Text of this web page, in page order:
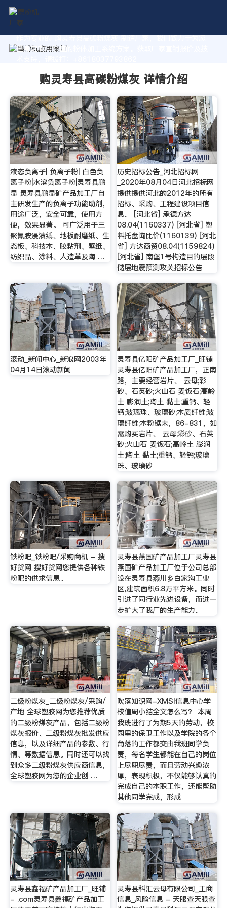
作为专业的 购灵寿县高碳粉煤灰 制造厂家，我们致力于为您
量身定制高价值的粉体加工系统方案。获取厂家直销报价及技
购灵寿县高碳粉煤灰 详情介绍
液态负离子| 负离子粉| 白色负
离子粉|水溶负离子粉|灵寿县鹏
显 灵寿县鹏显矿产品加工厂自
主研发生产的负离子功能助剂，
用途广泛，安全可靠，使用方
便，效果显著。 可广泛用于三
聚氰胺浸渍纸、地板耐磨纸、生
态板、科技木、胶粘剂、壁纸、
纺织品、涂料、人造革及陶 …
历史招标公告_河北招标网
_2020年08月04日河北招标网
提供提供河北的2012年的所有
招标、采购、工程建设项目信
息。 [河北省] 承德方达
08.04(1160337) [河北省] 塑
料托盘询比价(1160139) [河北
省] 方达商贸08.04(1159824)
[河北省] 南堡1号构造目的层段
储层地震预测攻关招标公告
滚动_新闻中心_新浪网2003年
04月14日滚动新闻
灵寿县亿阳矿产品加工厂_旺铺
灵寿县亿阳矿产品加工厂，正南
路，主要经营岩片、 云母;彩
砂、石英砂;火山石 麦饭石;高岭
土 膨润土;陶土 黏土;重钙、轻
钙;玻璃珠、玻璃砂;木质纤维;玻
璃纤维;木粉锯末，86-831，如
需购买岩片、 云母;彩砂、石英
砂;火山石 麦饭石;高岭土 膨润
土;陶土 黏土;重钙、轻钙;玻璃
珠、玻璃砂
铁粉吧_铁粉吧/采购商机 - 搜
好货网 搜好货网您提供各种铁
粉吧的供求信息。
灵寿县燕国矿产品加工厂灵寿县
燕国矿产品加工厂位于公司总部
设在灵寿县燕川乡白家沟工业
区,建筑面积6.8万平方米。同时
引进了同行业先进设备，而进一
步扩大了我厂的生产能力。
二级粉煤灰_二级粉煤灰/采购/
产地 全球塑胶网为您推荐优质
的二级粉煤灰产品，包括二级粉
煤灰报价、二级粉煤灰批发供应
信息，以及详细产品的参数、行
情、等数据信息。同时还可以找
到众多二级粉煤灰供应商信息，
全球塑胶网为您的企业创 …
吹落知识网-XMSI信息中心学
校值周小结全文怎么写？ 本周
我班进行了为期5天的劳动，校
园里的保卫工作以及学院的各个
角落的工作都交由我班同学负
责，每名学生都能在自己的岗位
上尽职尽责，而且劳动兴趣浓
厚，表现积极，不仅能够认真的
完成自己的本职工作，还能帮助
其他同学完成，形成
灵寿县鑫福矿产品加工厂_旺铺
- .com灵寿县鑫福矿产品加工
灵寿县科汇云母有限公司_工商
信息_风险信息 - 天眼查天眼查